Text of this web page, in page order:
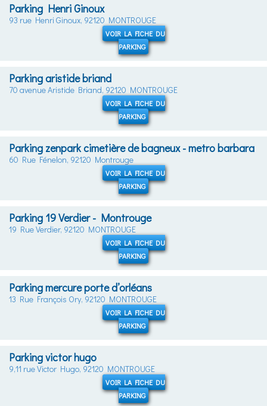
Parking Henri Ginoux
93 rue Henri Ginoux, 92120 MONTROUGE
VOIR LA FICHE DU
PARKING
Parking aristide briand
70 avenue Aristide Briand, 92120 MONTROUGE
VOIR LA FICHE DU
PARKING
Parking zenpark cimetière de bagneux - metro barbara
60 Rue Fénelon, 92120 Montrouge
VOIR LA FICHE DU
PARKING
Parking 19 Verdier - Montrouge
19 Rue Verdier, 92120 MONTROUGE
VOIR LA FICHE DU
PARKING
Parking mercure porte d’orléans
13 Rue François Ory, 92120 MONTROUGE
VOIR LA FICHE DU
PARKING
Parking victor hugo
9,11 rue Victor Hugo, 92120 MONTROUGE
VOIR LA FICHE DU
PARKING